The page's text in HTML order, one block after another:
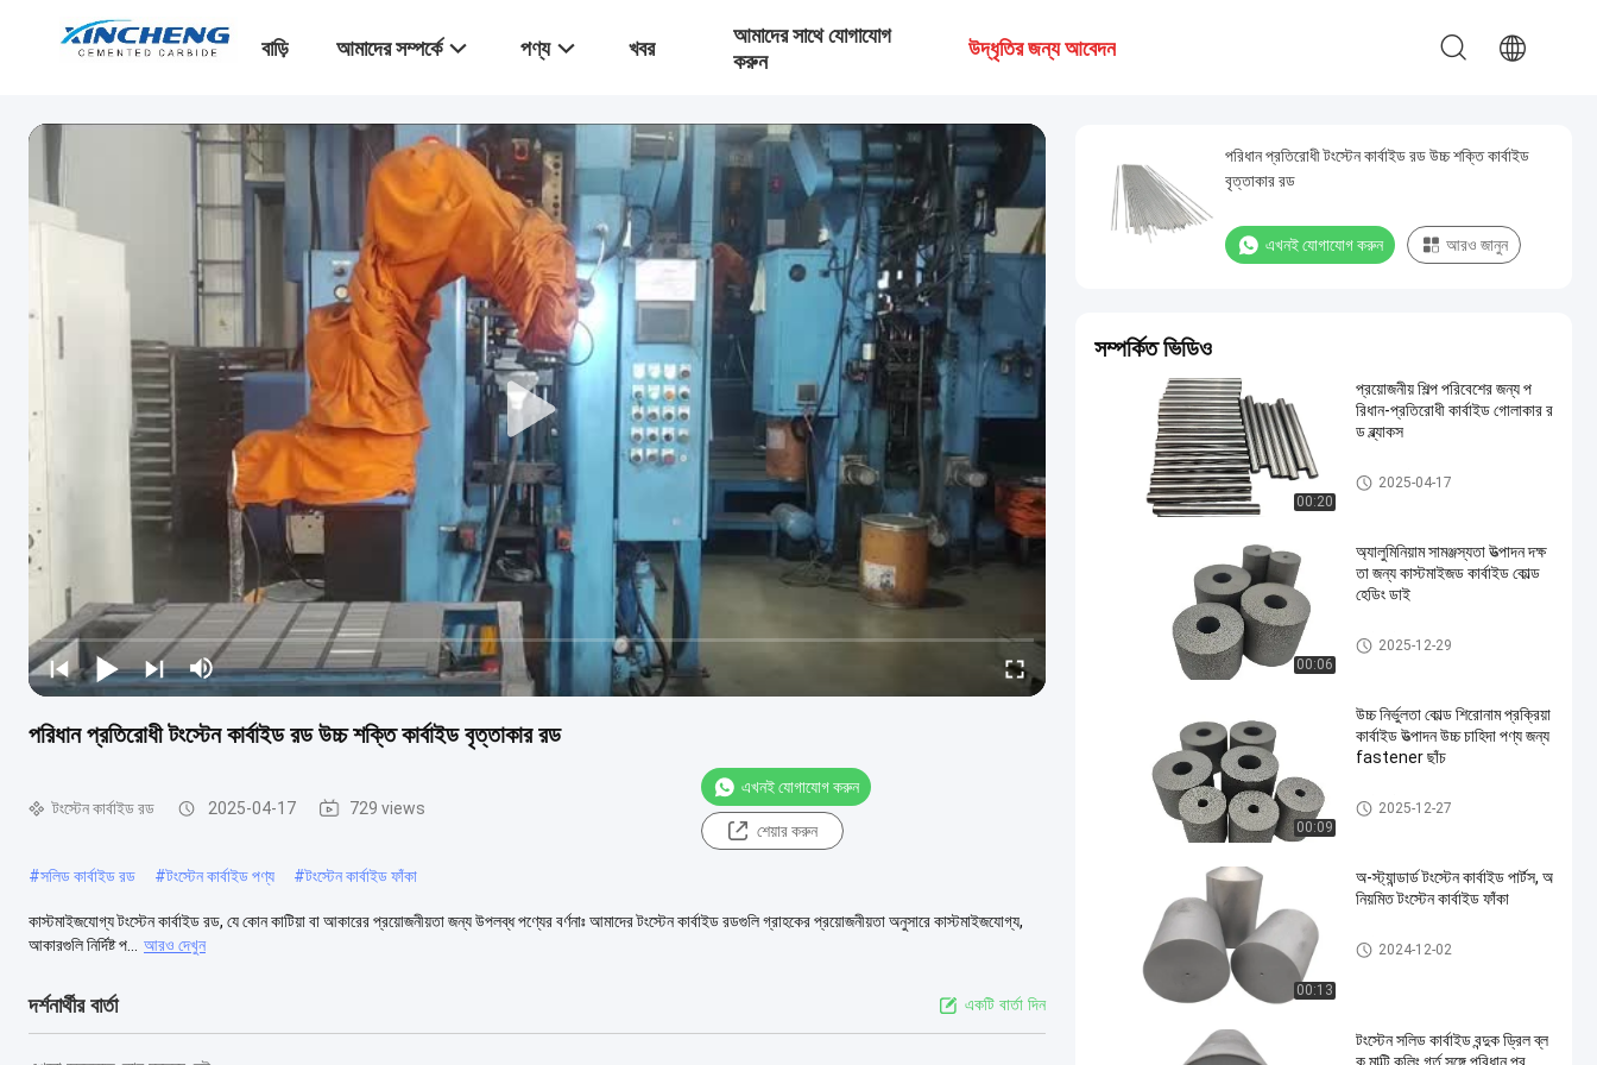
বাড়ি আমাদের সম্পর্কে পণ্য খবর
আমাদের সাথে যোগাযোগ
করুন
উদ্ধৃতির জন্য আবেদন
পরিধান প্রতিরোধী টংস্টেন কার্বাইড রড উচ্চ শক্তি কার্বাইড বৃত্তাকার রড
টংস্টেন কার্বাইড রড 2025-04-17 729 views
এখনই যোগাযোগ করুন
শেয়ার করুন
#সলিড কার্বাইড রড #টংস্টেন কার্বাইড পণ্য #টংস্টেন কার্বাইড ফাঁকা
কাস্টমাইজযোগ্য টংস্টেন কার্বাইড রড, যে কোন কাটিয়া বা আকারের প্রয়োজনীয়তা জন্য উপলব্ধ পণ্যের বর্ণনাঃ আমাদের টংস্টেন কার্বাইড রডগুলি গ্রাহকের প্রয়োজনীয়তা অনুসারে কাস্টমাইজযোগ্য,
আকারগুলি নির্দিষ্ট প...
আরও দেখুন
দর্শনার্থীর বার্তা একটি বার্তা দিন
পরিধান প্রতিরোধী টংস্টেন কার্বাইড রড উচ্চ শক্তি কার্বাইড
বৃত্তাকার রড
এখনই যোগাযোগ করুন আরও জানুন
সম্পর্কিত ভিডিও
00:20
প্রয়োজনীয় শিল্প পরিবেশের জন্য প
রিধান-প্রতিরোধী কার্বাইড গোলাকার র
ড ব্ল্যাকস
টংস্টেন কার্বাইড রড
2025-04-17
00:06
অ্যালুমিনিয়াম সামঞ্জস্যতা উত্পাদন দক্ষ
তা জন্য কাস্টমাইজড কার্বাইড কোল্ড
হেডিং ডাই
কার্বাইড ঠান্ডা শিরোনাম মারা
2025-12-29
00:09
উচ্চ নির্ভুলতা কোল্ড শিরোনাম প্রক্রিয়া
কার্বাইড উত্পাদন উচ্চ চাহিদা পণ্য জন্য
fastener ছাঁচ
কার্বাইড ঠান্ডা শিরোনাম মারা
2025-12-27
00:13
অ-স্ট্যান্ডার্ড টংস্টেন কার্বাইড পার্টস, অ
নিয়মিত টংস্টেন কার্বাইড ফাঁকা
কার্বাইডের অ-মানক যন্ত্রাংশ
2024-12-02
টংস্টেন সলিড কার্বাইড বন্দুক ড্রিল ব্ল